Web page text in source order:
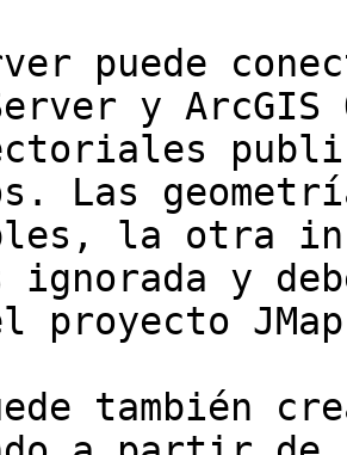
puede
y
Las
la otra
y
proyecto
también